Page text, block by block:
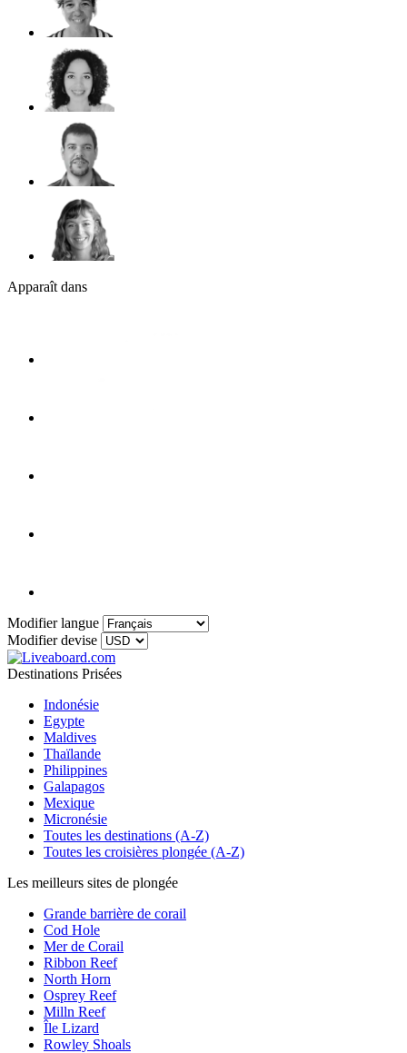
Apparaît dans
Modifier langue
Modifier devise
Destinations Prisées
Indonésie
Egypte
Maldives
Thaïlande
Philippines
Galapagos
Mexique
Micronésie
Toutes les destinations (A-Z)
Toutes les croisières plongée (A-Z)
Les meilleurs sites de plongée
Grande barrière de corail
Cod Hole
Mer de Corail
Ribbon Reef
North Horn
Osprey Reef
Milln Reef
Île Lizard
Rowley Shoals